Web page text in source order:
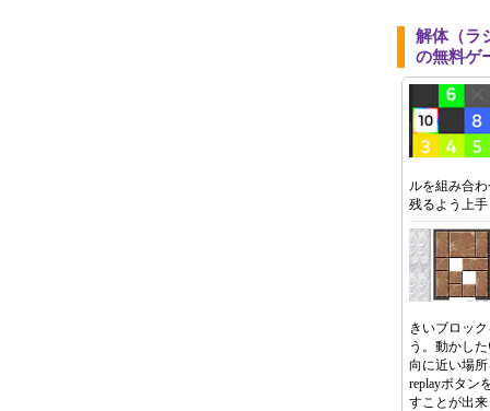
解体（ラ
の無料ゲ
ルを組み合
残るよう上
きいブロッ
う。動かし
向に近い場
replayボタン
すことが出